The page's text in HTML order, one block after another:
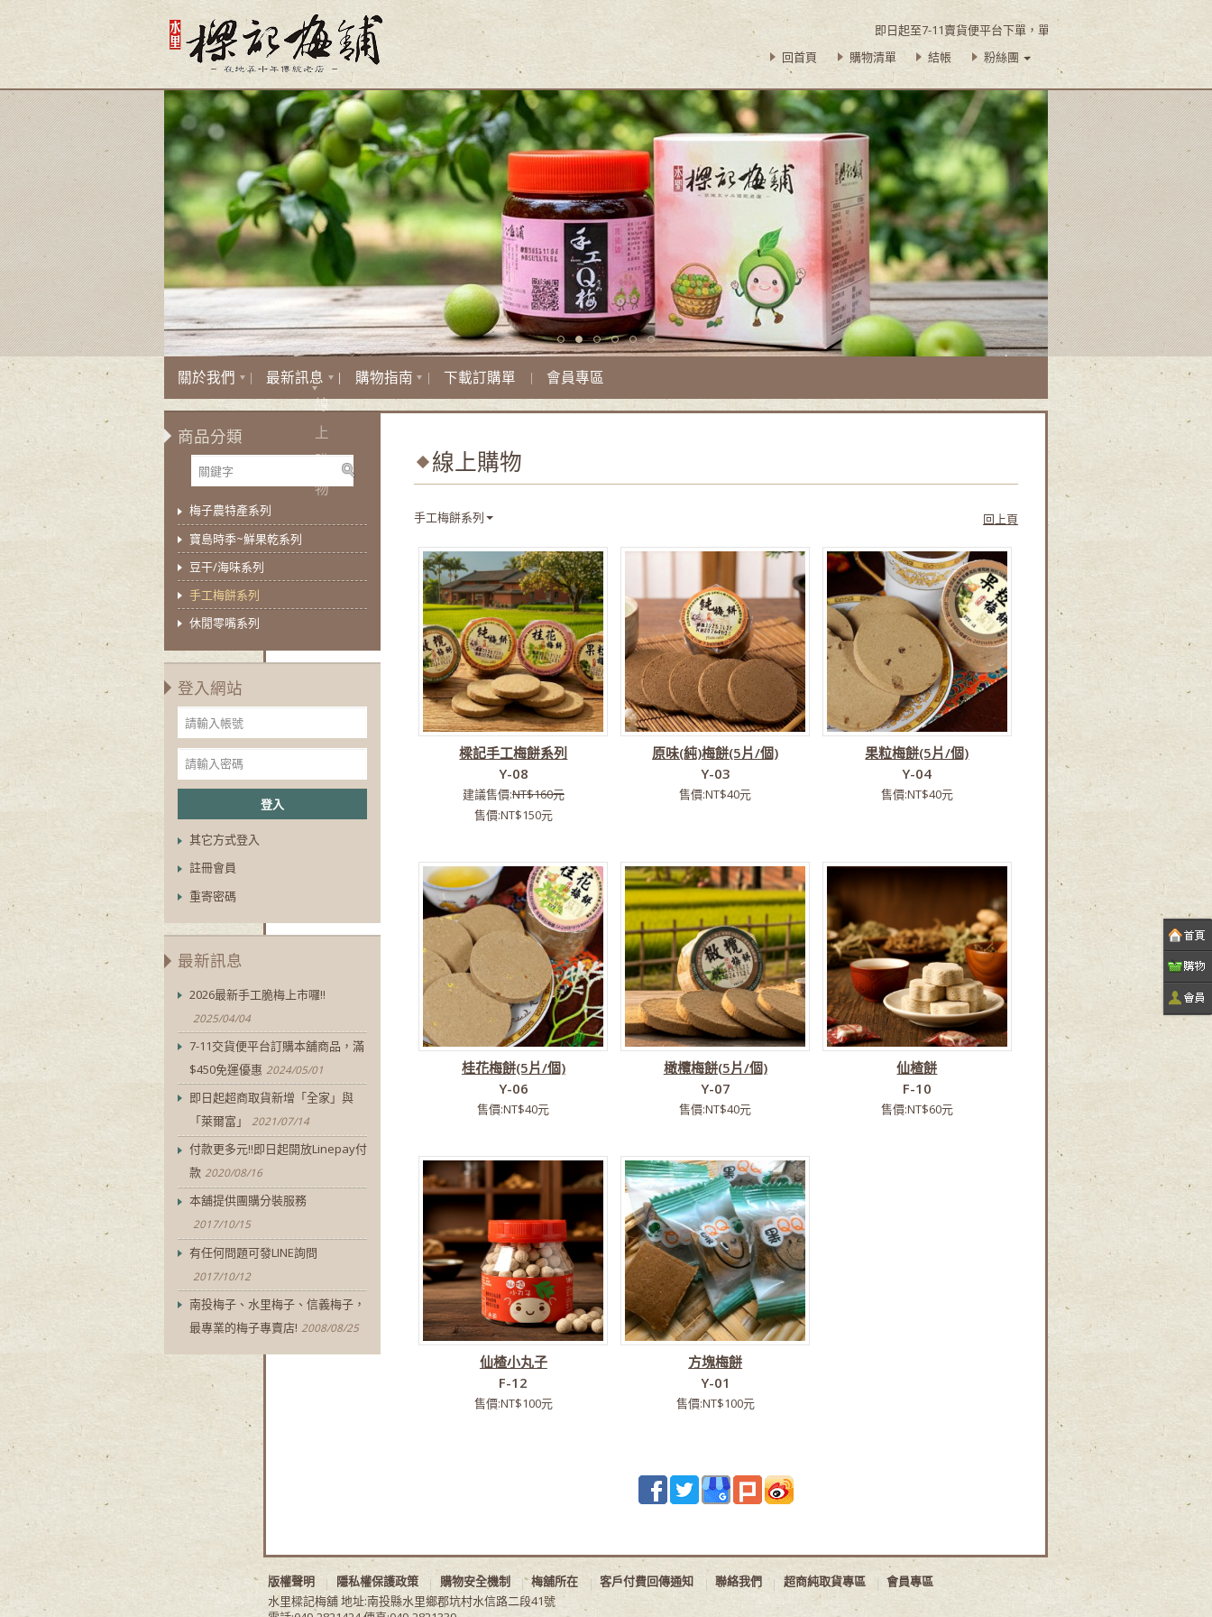
即日起至7-11賣貨便平台下單，單筆訂購滿$450即可享超商取貨免運
回首頁
購物清單 結帳 粉絲團
關於我們
最新訊息
線
上
購
物
購物指南 下載訂購單 會員專區
線上購物
手工梅餅系列 回上頁
樑記手工梅餅系列
Y-08
建議售價:NT$160元
售價:NT$150元
原味(純)梅餅(5片/個)
Y-03
售價:NT$40元
果粒梅餅(5片/個)
Y-04
售價:NT$40元
桂花梅餅(5片/個)
Y-06
售價:NT$40元
橄欖梅餅(5片/個)
Y-07
售價:NT$40元
仙楂餅
F-10
售價:NT$60元
仙楂小丸子
F-12
售價:NT$100元
方塊梅餅
Y-01
售價:NT$100元
商品分類
梅子農特產系列
寶島時季~鮮果乾系列
豆干/海味系列
手工梅餅系列
休閒零嘴系列
登入網站
其它方式登入
註冊會員
重寄密碼
最新訊息
2026最新手工脆梅上市囉!!
2025/04/04
7-11交貨便平台訂購本舖商品，滿
$450免運優惠 2024/05/01
即日起超商取貨新增「全家」與
「萊爾富」
2021/07/14
付款更多元!!即日起開放Linepay付
款 2020/08/16
本舖提供團購分裝服務
2017/10/15
有任何問題可發LINE詢問
2017/10/12
南投梅子、水里梅子、信義梅子，
最專業的梅子專賣店! 2008/08/25
版權聲明 隱私權保護政策 購物安全機制 梅舖所在 客戶付費回傳通知 聯絡我們 超商純取貨專區
會員專區
水里樑記梅舖 地址:南投縣水里鄉郡坑村水信路二段41號